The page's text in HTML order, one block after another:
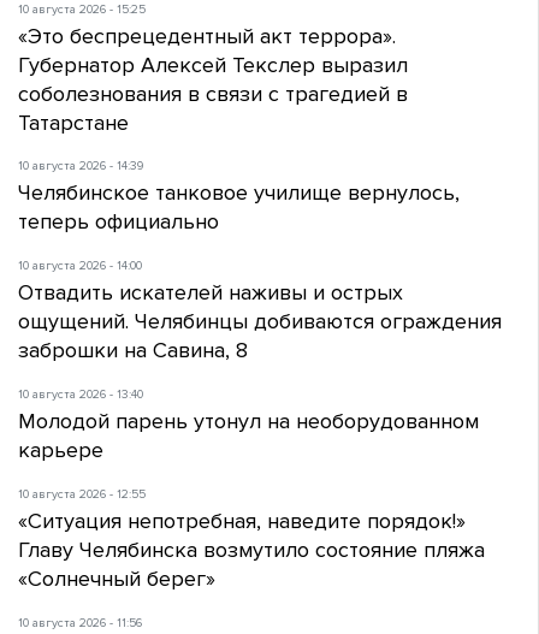
10 августа 2026 - 15:25
«Это беспрецедентный акт террора».
Губернатор Алексей Текслер выразил
соболезнования в связи с трагедией в
Татарстане
10 августа 2026 - 14:39
Челябинское танковое училище вернулось,
теперь официально
10 августа 2026 - 14:00
Отвадить искателей наживы и острых
ощущений. Челябинцы добиваются ограждения
заброшки на Савина, 8
10 августа 2026 - 13:40
Молодой парень утонул на необорудованном
карьере
10 августа 2026 - 12:55
«Ситуация непотребная, наведите порядок!»
Главу Челябинска возмутило состояние пляжа
«Солнечный берег»
10 августа 2026 - 11:56